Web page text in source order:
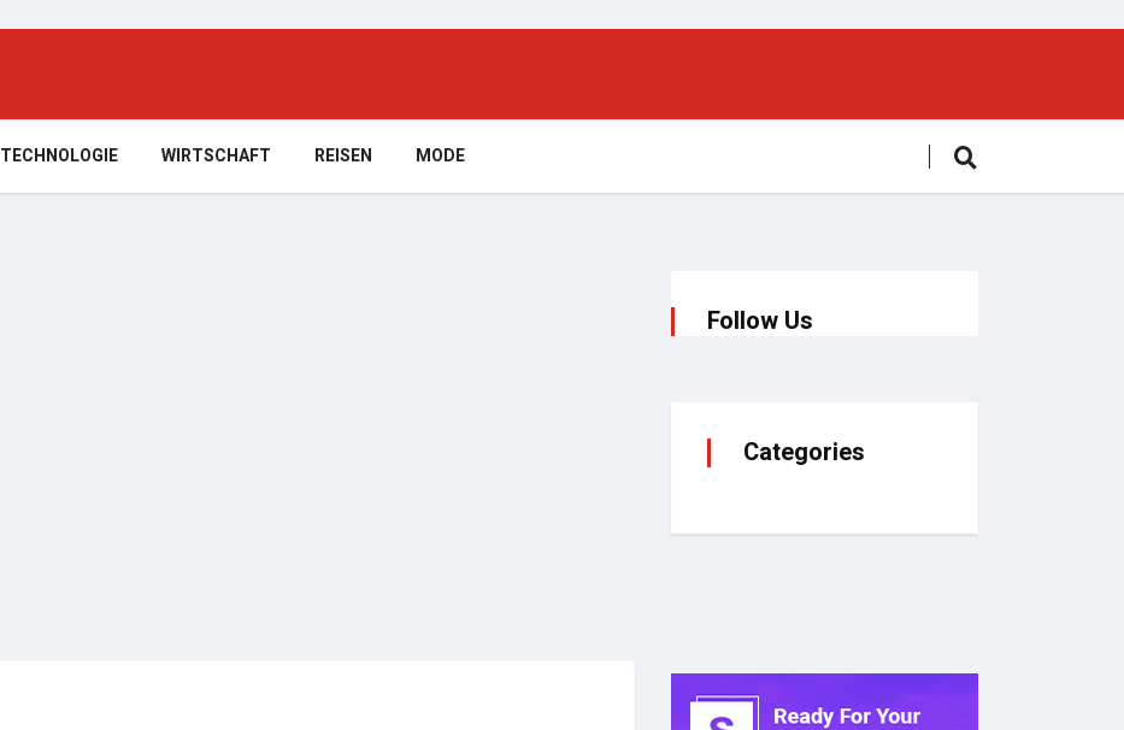
TECHNOLOGIE WIRTSCHAFT REISEN MODE
Follow Us
Categories